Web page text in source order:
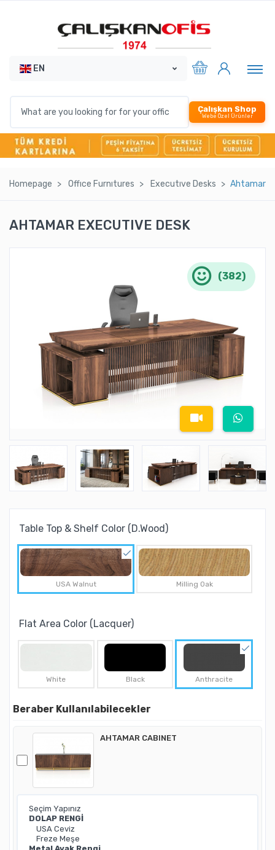
EN
Çalışkan Shop
Webe Özel Ürünler
Homepage Offıce Furnıtures Executıve Desks Ahtamar
AHTAMAR EXECUTIVE DESK
(382)
Table Top & Shelf Color (D.Wood)
USA Walnut Milling Oak
Flat Area Color (Lacquer)
White Black Anthracite
Beraber Kullanılabilecekler
AHTAMAR CABINET